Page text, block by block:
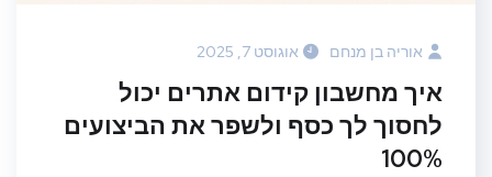
אוריה בן מנחם אוגוסט 7, 2025
איך מחשבון קידום אתרים יכול
לחסוך לך כסף ולשפר את הביצועים
100%